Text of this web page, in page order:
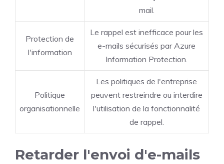
mail.
Protection de
l'information
Le rappel est inefficace pour les
e-mails sécurisés par Azure
Information Protection.
Politique
organisationnelle
Les politiques de l'entreprise
peuvent restreindre ou interdire
l'utilisation de la fonctionnalité
de rappel.
Retarder l'envoi d'e-mails